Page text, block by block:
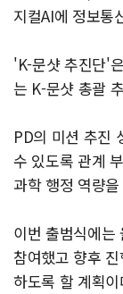
지컬AI에 정보통
'K-문샷 추진단'
는 K-문샷 총괄
PD의 미션 추진
수 있도록 관계
과학 행정 역량
이번 출범식에는
참여했고 향후
하도록 할 계획